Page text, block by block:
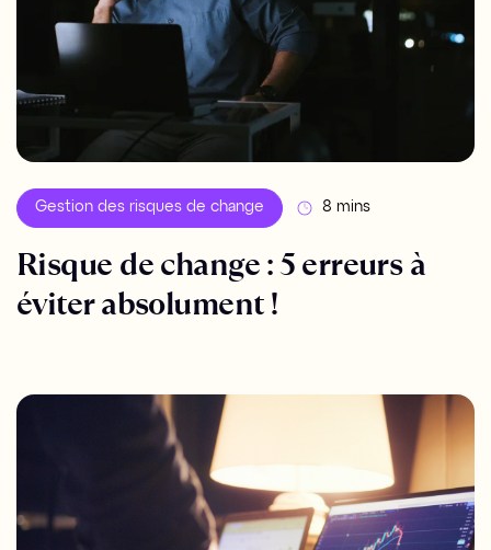
Gestion des risques de change 8 mins
Risque de change : 5 erreurs à
éviter absolument !